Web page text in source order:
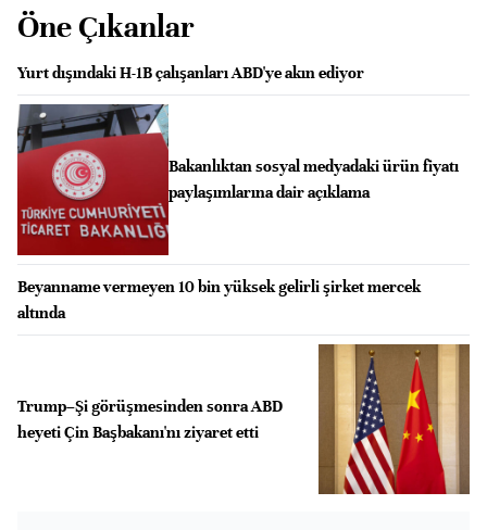
Öne Çıkanlar
Yurt dışındaki H-1B çalışanları ABD'ye akın ediyor
Bakanlıktan sosyal medyadaki ürün fiyatı
paylaşımlarına dair açıklama
Beyanname vermeyen 10 bin yüksek gelirli şirket mercek
altında
Trump–Şi görüşmesinden sonra ABD
heyeti Çin Başbakanı'nı ziyaret etti